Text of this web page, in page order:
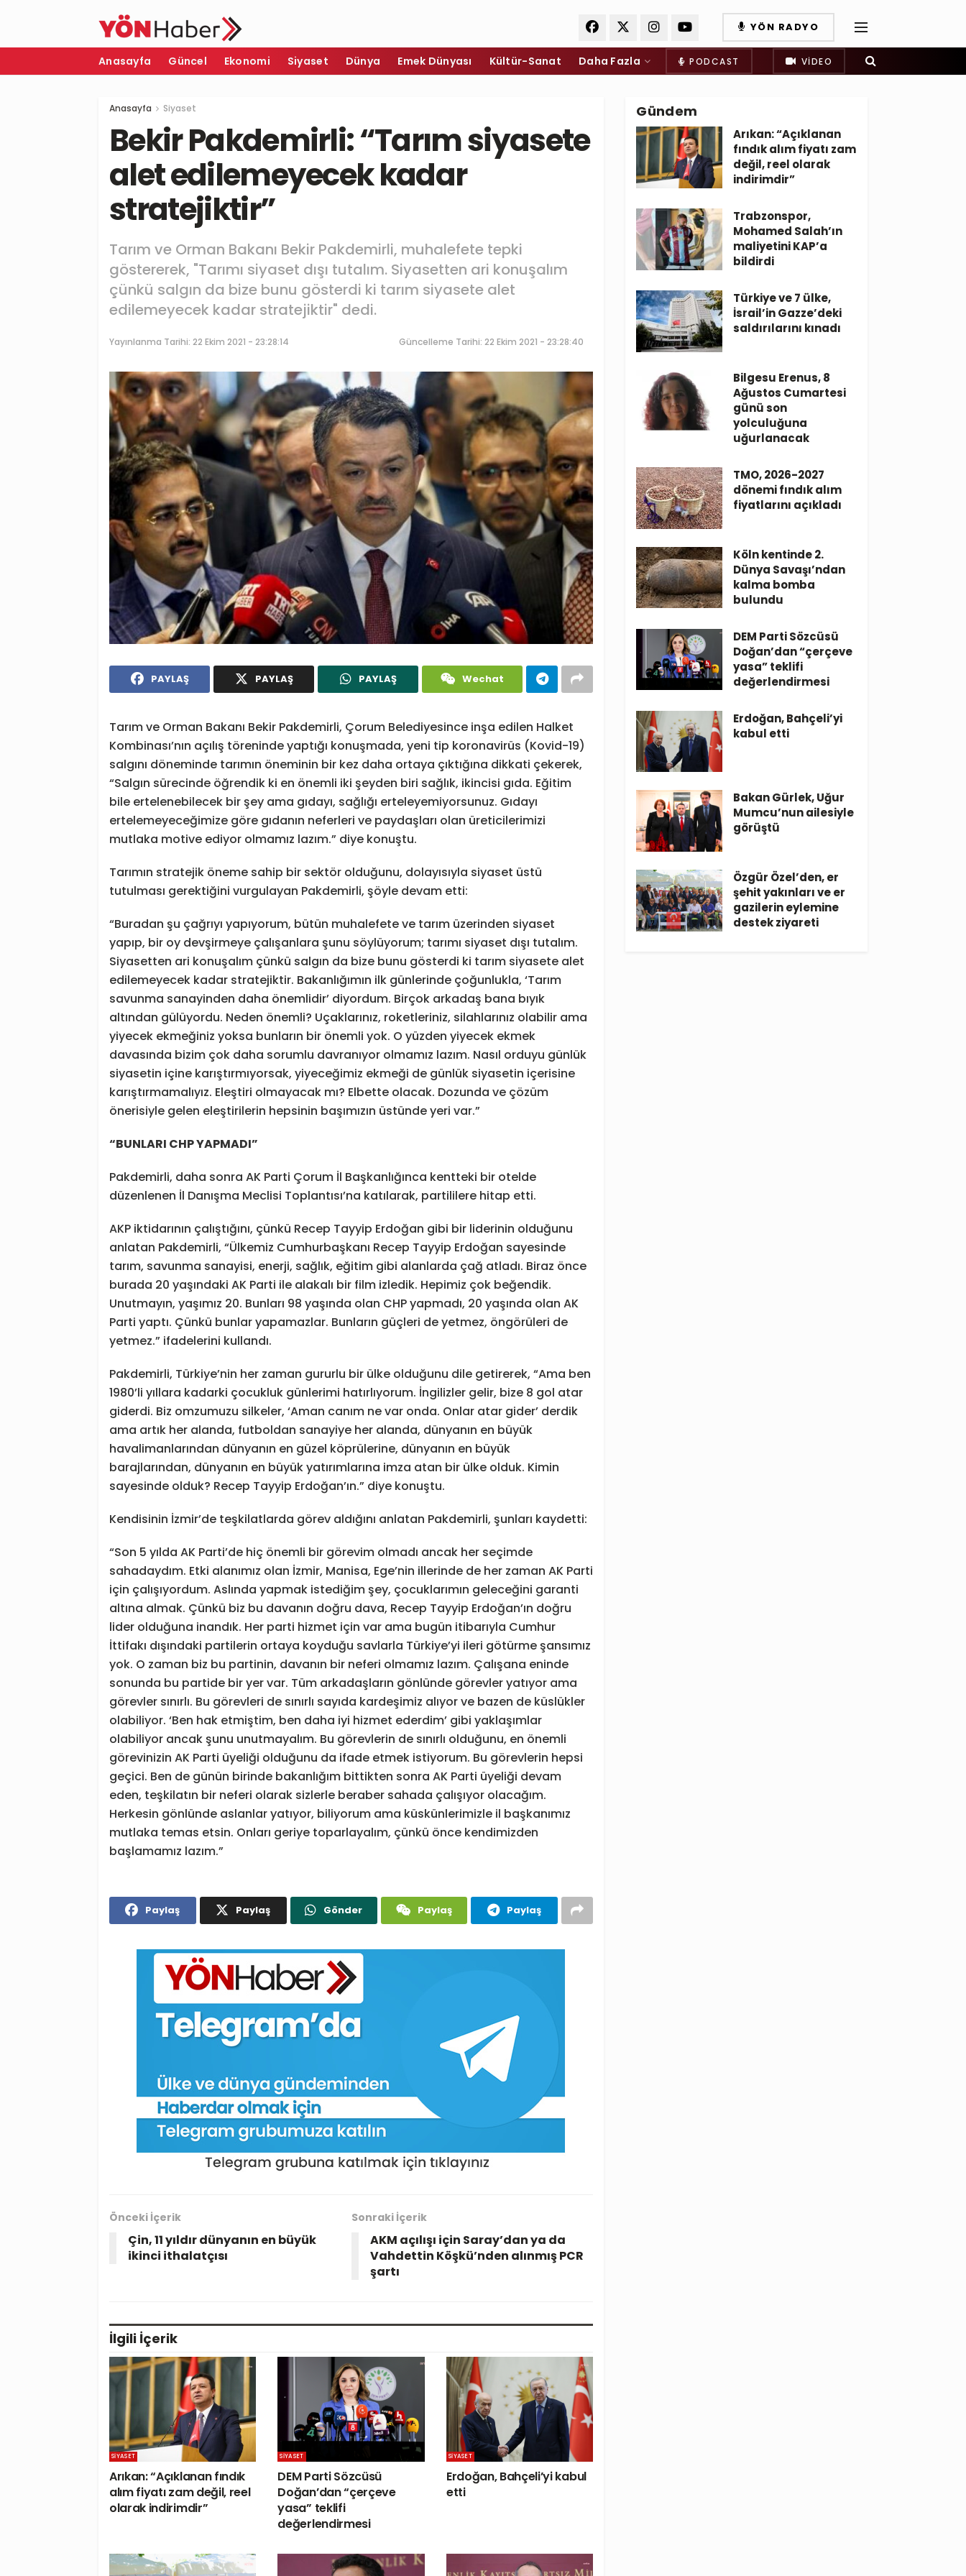
YÖN RADYO
Anasayfa Güncel Ekonomi Siyaset Dünya Emek Dünyası Kültür-Sanat Daha Fazla PODCAST VIDEO
Anasayfa Siyaset
Bekir Pakdemirli: “Tarım siyasete
alet edilemeyecek kadar
stratejiktir”
Tarım ve Orman Bakanı Bekir Pakdemirli, muhalefete tepki
göstererek, "Tarımı siyaset dışı tutalım. Siyasetten ari konuşalım
çünkü salgın da bize bunu gösterdi ki tarım siyasete alet
edilemeyecek kadar stratejiktir" dedi.
Yayınlanma Tarihi: 22 Ekim 2021 - 23:28:14 Güncelleme Tarihi: 22 Ekim 2021 - 23:28:40
PAYLAŞ PAYLAŞ PAYLAŞ Wechat
Tarım ve Orman Bakanı Bekir Pakdemirli, Çorum Belediyesince inşa edilen Halket
Kombinası’nın açılış töreninde yaptığı konuşmada, yeni tip koronavirüs (Kovid-19)
salgını döneminde tarımın öneminin bir kez daha ortaya çıktığına dikkati çekerek,
“Salgın sürecinde öğrendik ki en önemli iki şeyden biri sağlık, ikincisi gıda. Eğitim
bile ertelenebilecek bir şey ama gıdayı, sağlığı erteleyemiyorsunuz. Gıdayı
ertelemeyeceğimize göre gıdanın neferleri ve paydaşları olan üreticilerimizi
mutlaka motive ediyor olmamız lazım.” diye konuştu.
Tarımın stratejik öneme sahip bir sektör olduğunu, dolayısıyla siyaset üstü
tutulması gerektiğini vurgulayan Pakdemirli, şöyle devam etti:
“Buradan şu çağrıyı yapıyorum, bütün muhalefete ve tarım üzerinden siyaset
yapıp, bir oy devşirmeye çalışanlara şunu söylüyorum; tarımı siyaset dışı tutalım.
Siyasetten ari konuşalım çünkü salgın da bize bunu gösterdi ki tarım siyasete alet
edilemeyecek kadar stratejiktir. Bakanlığımın ilk günlerinde çoğunlukla, ‘Tarım
savunma sanayinden daha önemlidir’ diyordum. Birçok arkadaş bana bıyık
altından gülüyordu. Neden önemli? Uçaklarınız, roketleriniz, silahlarınız olabilir ama
yiyecek ekmeğiniz yoksa bunların bir önemli yok. O yüzden yiyecek ekmek
davasında bizim çok daha sorumlu davranıyor olmamız lazım. Nasıl orduyu günlük
siyasetin içine karıştırmıyorsak, yiyeceğimiz ekmeği de günlük siyasetin içerisine
karıştırmamalıyız. Eleştiri olmayacak mı? Elbette olacak. Dozunda ve çözüm
önerisiyle gelen eleştirilerin hepsinin başımızın üstünde yeri var.”
“BUNLARI CHP YAPMADI”
Pakdemirli, daha sonra AK Parti Çorum İl Başkanlığınca kentteki bir otelde
düzenlenen İl Danışma Meclisi Toplantısı’na katılarak, partililere hitap etti.
AKP iktidarının çalıştığını, çünkü Recep Tayyip Erdoğan gibi bir liderinin olduğunu
anlatan Pakdemirli, “Ülkemiz Cumhurbaşkanı Recep Tayyip Erdoğan sayesinde
tarım, savunma sanayisi, enerji, sağlık, eğitim gibi alanlarda çağ atladı. Biraz önce
burada 20 yaşındaki AK Parti ile alakalı bir film izledik. Hepimiz çok beğendik.
Unutmayın, yaşımız 20. Bunları 98 yaşında olan CHP yapmadı, 20 yaşında olan AK
Parti yaptı. Çünkü bunlar yapamazlar. Bunların güçleri de yetmez, öngörüleri de
yetmez.” ifadelerini kullandı.
Pakdemirli, Türkiye’nin her zaman gururlu bir ülke olduğunu dile getirerek, “Ama ben
1980’li yıllara kadarki çocukluk günlerimi hatırlıyorum. İngilizler gelir, bize 8 gol atar
giderdi. Biz omzumuzu silkeler, ‘Aman canım ne var onda. Onlar atar gider’ derdik
ama artık her alanda, futboldan sanayiye her alanda, dünyanın en büyük
havalimanlarından dünyanın en güzel köprülerine, dünyanın en büyük
barajlarından, dünyanın en büyük yatırımlarına imza atan bir ülke olduk. Kimin
sayesinde olduk? Recep Tayyip Erdoğan’ın.” diye konuştu.
Kendisinin İzmir’de teşkilatlarda görev aldığını anlatan Pakdemirli, şunları kaydetti:
“Son 5 yılda AK Parti’de hiç önemli bir görevim olmadı ancak her seçimde
sahadaydım. Etki alanımız olan İzmir, Manisa, Ege’nin illerinde de her zaman AK Parti
için çalışıyordum. Aslında yapmak istediğim şey, çocuklarımın geleceğini garanti
altına almak. Çünkü biz bu davanın doğru dava, Recep Tayyip Erdoğan’ın doğru
lider olduğuna inandık. Her parti hizmet için var ama bugün itibarıyla Cumhur
İttifakı dışındaki partilerin ortaya koyduğu savlarla Türkiye’yi ileri götürme şansımız
yok. O zaman biz bu partinin, davanın bir neferi olmamız lazım. Çalışana eninde
sonunda bu partide bir yer var. Tüm arkadaşların gönlünde görevler yatıyor ama
görevler sınırlı. Bu görevleri de sınırlı sayıda kardeşimiz alıyor ve bazen de küslükler
olabiliyor. ‘Ben hak etmiştim, ben daha iyi hizmet ederdim’ gibi yaklaşımlar
olabiliyor ancak şunu unutmayalım. Bu görevlerin de sınırlı olduğunu, en önemli
görevinizin AK Parti üyeliği olduğunu da ifade etmek istiyorum. Bu görevlerin hepsi
geçici. Ben de günün birinde bakanlığım bittikten sonra AK Parti üyeliği devam
eden, teşkilatın bir neferi olarak sizlerle beraber sahada çalışıyor olacağım.
Herkesin gönlünde aslanlar yatıyor, biliyorum ama küskünlerimizle il başkanımız
mutlaka temas etsin. Onları geriye toparlayalım, çünkü önce kendimizden
başlamamız lazım.”
Paylaş Paylaş Gönder Paylaş Paylaş
Önceki İçerik
Çin, 11 yıldır dünyanın en büyük
ikinci ithalatçısı
Sonraki İçerik
AKM açılışı için Saray’dan ya da
Vahdettin Köşkü’nden alınmış PCR
şartı
İlgili İçerik
SIYASET
Arıkan: “Açıklanan fındık
alım fiyatı zam değil, reel
olarak indirimdir”
SIYASET
DEM Parti Sözcüsü
Doğan’dan “çerçeve
yasa” teklifi
değerlendirmesi
SIYASET
Erdoğan, Bahçeli’yi kabul
etti
Gündem
Arıkan: “Açıklanan
fındık alım fiyatı zam
değil, reel olarak
indirimdir”
Trabzonspor,
Mohamed Salah’ın
maliyetini KAP’a
bildirdi
Türkiye ve 7 ülke,
İsrail’in Gazze’deki
saldırılarını kınadı
Bilgesu Erenus, 8
Ağustos Cumartesi
günü son
yolculuğuna
uğurlanacak
TMO, 2026-2027
dönemi fındık alım
fiyatlarını açıkladı
Köln kentinde 2.
Dünya Savaşı’ndan
kalma bomba
bulundu
DEM Parti Sözcüsü
Doğan’dan “çerçeve
yasa” teklifi
değerlendirmesi
Erdoğan, Bahçeli’yi
kabul etti
Bakan Gürlek, Uğur
Mumcu’nun ailesiyle
görüştü
Özgür Özel’den, er
şehit yakınları ve er
gazilerin eylemine
destek ziyareti